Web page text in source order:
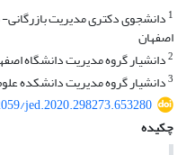
1 دانشجوی دکتری مدیریت بازرگانی-
اصفهان
2دانشیار گروه مدیریت دانشگاه
3دانشیار گروه مدیریت دانشکده
jed.2020.298273.653280
چکیده